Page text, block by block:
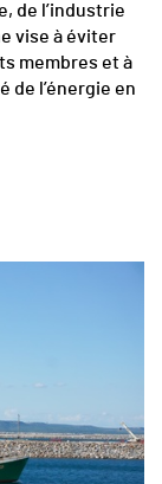
de l’industrie
vise à éviter
membres et à
de l’énergie en